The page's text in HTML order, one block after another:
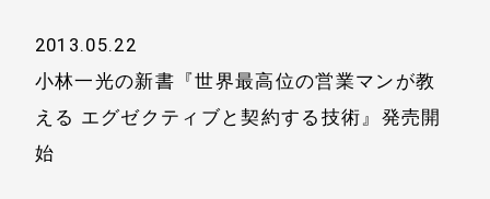
2013.05.22
小林一光の新書『世界最高位の営業マンが教
える エグゼクティブと契約する技術』発売開
始